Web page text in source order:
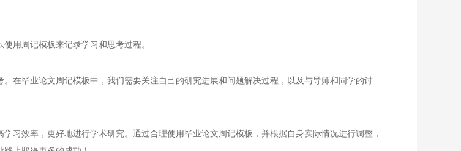
用周记模板来记录学习和思考过程。
在毕业论文周记模板中，我们需要关注自己的研究进展和问题解决过程，以及与导师和同学的讨
习效率，更好地进行学术研究。通过合理使用毕业论文周记模板，并根据自身实际情况进行调整，